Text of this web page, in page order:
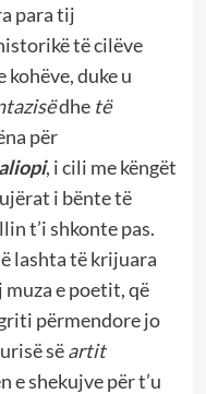
para tij
të cilëve
duke u
dhe të
për
, i cili me këngët
i bënte të
t’i shkonte pas.
lashta të krijuara
muza e poetit, që
përmendore jo
së artit
e shekujve për t’u